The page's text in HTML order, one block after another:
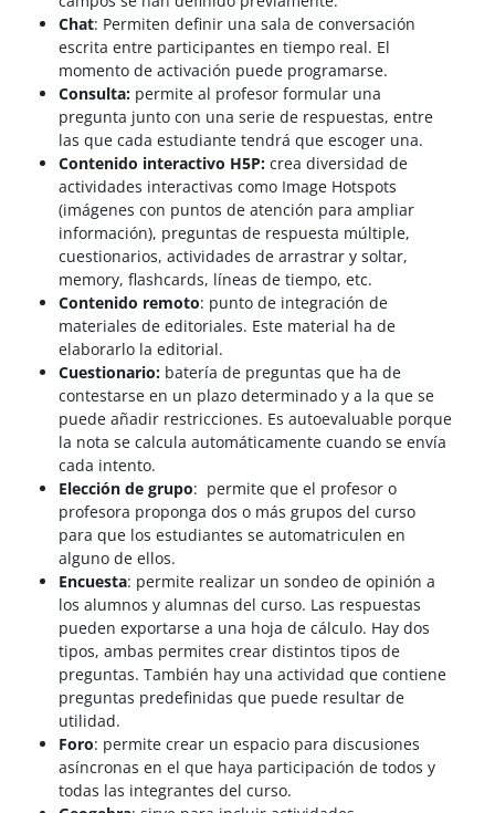
Chat: Permiten definir una sala de conversación
escrita entre participantes en tiempo real. El
momento de activación puede programarse.
Consulta:permite al profesor formular una
pregunta junto con una serie de respuestas, entre
las que cada estudiante tendrá que escoger una.
Contenido interactivo H5P:crea diversidad de
actividades interactivas como Image Hotspots
(imágenes con puntos de atención para ampliar
información), preguntas de respuesta múltiple,
cuestionarios, actividades de arrastrar y soltar,
memory, flashcards, líneas de tiempo, etc.
Contenido remoto: punto de integración de
materiales de editoriales. Este material ha de
elaborarlo la editorial.
Cuestionario:batería de preguntas que ha de
contestarse en un plazo determinado y a la que se
puede añadir restricciones. Es autoevaluable porque
la nota se calcula automáticamente cuando se envía
cada intento.
Elección de grupo: permite que el profesor o
profesora proponga dos o más grupos del curso
para que los estudiantes se automatriculen en
alguno de ellos.
Encuesta: permite realizar un sondeo de opinión a
los alumnos y alumnas del curso. Las respuestas
pueden exportarse a una hoja de cálculo. Hay dos
tipos, ambas permites crear distintos tipos de
preguntas. También hay una actividad que contiene
preguntas predefinidas que puede resultar de
utilidad.
Foro: permite crear un espacio para discusiones
asíncronas en el que haya participación de todos y
todas las integrantes del curso.